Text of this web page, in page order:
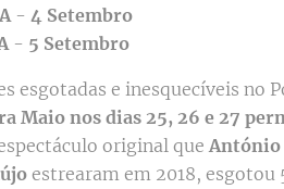
- 4 Setembro
- 5 Setembro
esgotadas e inesquecíveis no
Maio nos dias 25, 26 e 27
original queAntónio
estrearam em 2018,